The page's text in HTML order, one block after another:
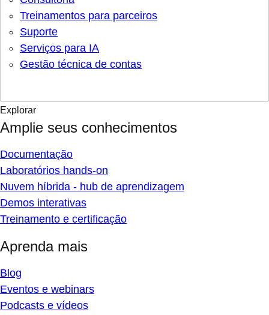
Treinamentos para parceiros
Suporte
Serviços para IA
Gestão técnica de contas
Explorar
Amplie seus conhecimentos
Documentação
Laboratórios hands-on
Nuvem híbrida - hub de aprendizagem
Demos interativas
Treinamento e certificação
Aprenda mais
Blog
Eventos e webinars
Podcasts e vídeos